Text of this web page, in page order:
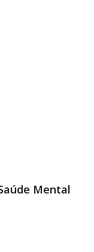
Mental